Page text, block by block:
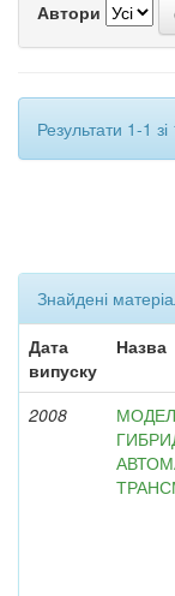
Автори
Результати 1-1 зі
Знайдені
Дата
випуску
Назва
2008